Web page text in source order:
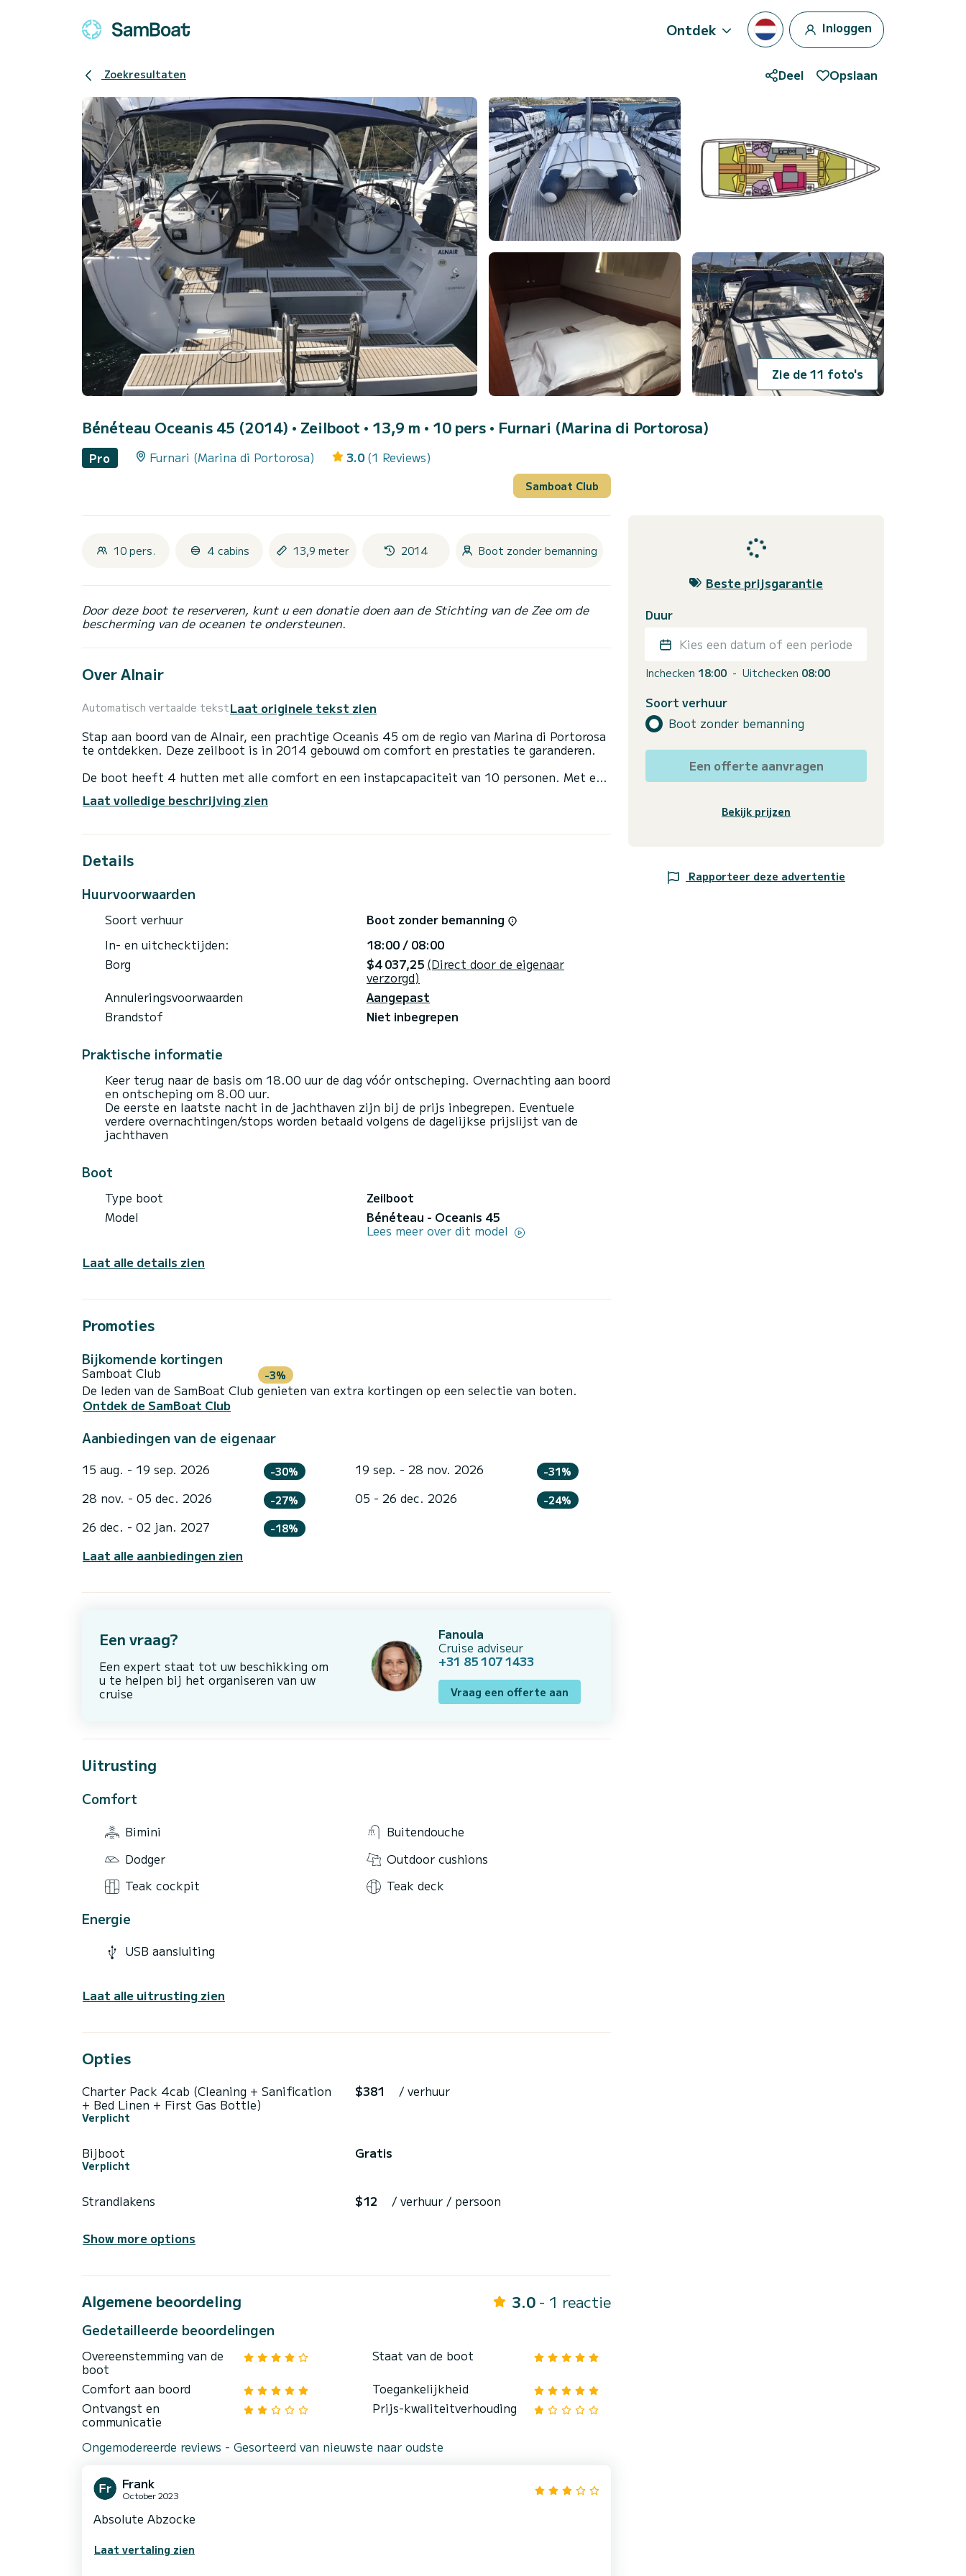
Ontdek Inloggen
Zoekresultaten Deel Opslaan
Zie de 11 foto's
Bénéteau Oceanis 45 (2014) • Zeilboot • 13,9 m • 10 pers • Furnari (Marina di Portorosa)
Pro Furnari (Marina di Portorosa) 3.0 (1 Reviews)
Samboat Club
10 pers. 4 cabins 13,9 meter 2014 Boot zonder bemanning
Door deze boot te reserveren, kunt u een donatie doen aan de Stichting van de Zee om de
bescherming van de oceanen te ondersteunen.
Over Alnair
Automatisch vertaalde tekstLaat originele tekst zien
Stap aan boord van de Alnair, een prachtige Oceanis 45 om de regio van Marina di Portorosa
te ontdekken. Deze zeilboot is in 2014 gebouwd om comfort en prestaties te garanderen.
De boot heeft 4 hutten met alle comfort en een instapcapaciteit van 10 personen. Met een
voor een buitengewone vakantie op het water in de omgeving van Marina di Portorosa.
Deze < b> Oceanis 45 is uitgerust met 2 badkamers met douche.
Deze boot is uitgerust met een volledig doorgelat grootzeil en een rolgenua. Het beschikt
Elektrische lier.
Als u vragen heeft over de boot of de huurvoorwaarden, kunt u een bericht sturen via het
Samboat-platform. Een SamBoat-consulent beantwoordt uw vraag en biedt u onze beste
Laat volledige beschrijving zien
Details
Huurvoorwaarden
Soort verhuur
Boot zonder bemanning
In- en uitchecktijden:
18:00 / 08:00
Borg
$4 037,25 (Direct door de eigenaar
verzorgd)
Annuleringsvoorwaarden
Aangepast
Brandstof
Niet inbegrepen
Praktische informatie
Keer terug naar de basis om 18.00 uur de dag vóór ontscheping. Overnachting aan boord
en ontscheping om 8.00 uur.
De eerste en laatste nacht in de jachthaven zijn bij de prijs inbegrepen. Eventuele
verdere overnachtingen/stops worden betaald volgens de dagelijkse prijslijst van de
jachthaven
Boot
Type boot
Zeilboot
Model
Bénéteau - Oceanis 45
Lees meer over dit model
Laat alle details zien
Promoties
Bijkomende kortingen
Samboat Club -3%
De leden van de SamBoat Club genieten van extra kortingen op een selectie van boten.
Ontdek de SamBoat Club
Aanbiedingen van de eigenaar
15 aug. - 19 sep. 2026 -30% 19 sep. - 28 nov. 2026 -31%
28 nov. - 05 dec. 2026 -27% 05 - 26 dec. 2026 -24%
26 dec. - 02 jan. 2027 -18%
Laat alle aanbiedingen zien
Een vraag?
Een expert staat tot uw beschikking om
u te helpen bij het organiseren van uw
cruise
Fanoula
Cruise adviseur
+31 85 107 1433
Vraag een offerte aan
Uitrusting
Comfort
Bimini
Buitendouche
Dodger
Outdoor cushions
Teak cockpit
Teak deck
Energie
USB aansluiting
Laat alle uitrusting zien
Opties
Charter Pack 4cab (Cleaning + Sanification
+ Bed Linen + First Gas Bottle)
Verplicht
$381 / verhuur
Bijboot
Verplicht
Gratis
Strandlakens $12 / verhuur / persoon
Show more options
Algemene beoordeling 3.0 - 1 reactie
Gedetailleerde beoordelingen
Overeenstemming van de
boot
Staat van de boot
Comfort aan boord
Toegankelijkheid
Ontvangst en
communicatie
Prijs-kwaliteitverhouding
Ongemodereerde reviews - Gesorteerd van nieuwste naar oudste
Frank
October 2023
Absolute Abzocke
Laat vertaling zien
Beste prijsgarantie
Duur
Kies een datum of een periode
Inchecken 18:00 - Uitchecken 08:00
Soort verhuur
Boot zonder bemanning
Een offerte aanvragen
Bekijk prijzen
Rapporteer deze advertentie